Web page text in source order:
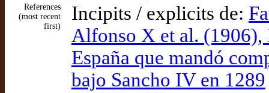
References
(most recent
first)
Incipits / explicits de:
Alfonso X et al. (1906),
España que mandó
bajo Sancho IV en 1289